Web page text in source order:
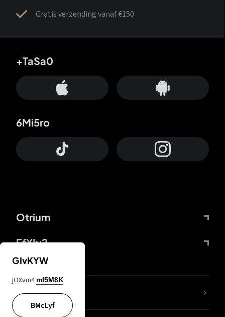
Gratis verzending vanaf €150
Otrium
FfYIy2
+TaSa0
6Mi5ro
ZbBJcb
GIvKYW
jOXvm4 mI5M8K
BMcLyf